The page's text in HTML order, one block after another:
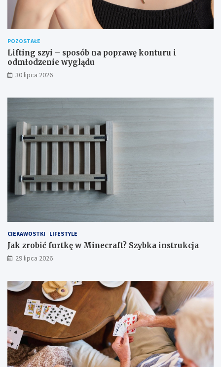
POZOSTAŁE
Lifting szyi – sposób na poprawę konturu i
odmłodzenie wyglądu
30 lipca 2026
CIEKAWOSTKI LIFESTYLE
Jak zrobić furtkę w Minecraft? Szybka instrukcja
29 lipca 2026